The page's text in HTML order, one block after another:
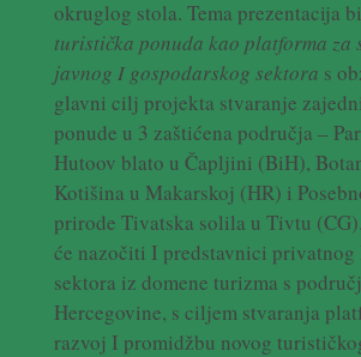
okruglog stola. Tema prezentacija
turistička ponuda kao platforma za
javnog I gospodarskog sektora s
glavni cilj projekta stvaranje
ponude u 3 zaštićena područja –
Hutoov blato u Čapljini (BiH),
Kotišina u Makarskoj (HR) i
prirode Tivatska solila u Tivtu
će nazočiti I predstavnici privatnog
sektora iz domene turizma s
Hercegovine, s ciljem stvaranja
razvoj I promidžbu novog